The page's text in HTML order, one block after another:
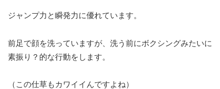
ジャンプ力と瞬発力に優れています。
前足で顔を洗っていますが、洗う前にボクシングみたいに
素振り？的な行動をします。
（この仕草もカワイイんですよね）